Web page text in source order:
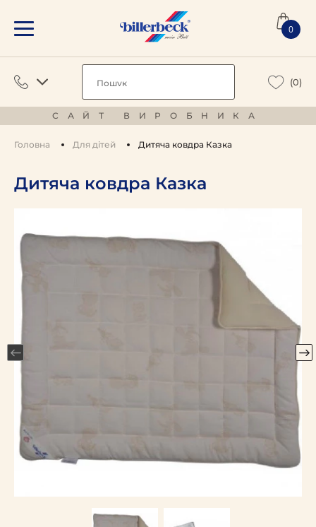
0
(0)
САЙТ ВИРОБНИКА
Головна Для дітей Дитяча ковдра Казка
Дитяча ковдра Казка